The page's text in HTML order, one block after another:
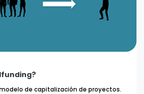
de capitalización de proyectos.